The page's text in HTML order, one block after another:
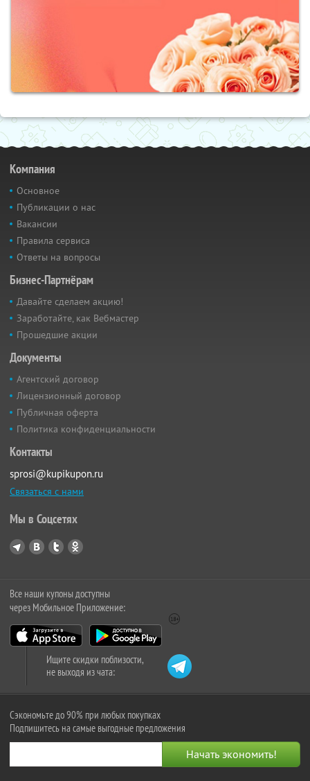
Компания
Основное
Публикации о нас
Вакансии
Правила сервиса
Ответы на вопросы
Бизнес-Партнёрам
Давайте сделаем акцию!
Заработайте, как Вебмастер
Прошедшие акции
Документы
Агентский договор
Лицензионный договор
Публичная оферта
Политика конфиденциальности
Контакты
sprosi@kupikupon.ru
Связаться с нами
Мы в Соцсетях
Все наши купоны доступны
через Мобильное Приложение:
Ищите скидки поблизости,
не выходя из чата:
Сэкономьте до 90% при любых покупках
Подпишитесь на самые выгодные предложения